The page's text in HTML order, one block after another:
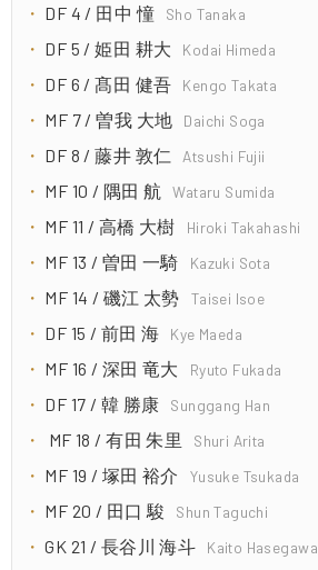
DF 4 / 田中 憧 Sho Tanaka
DF 5 / 姫田 耕大 Kodai Himeda
DF 6 / 髙田 健吾 Kengo Takata
MF 7 / 曽我 大地 Daichi Soga
DF 8 / 藤井 敦仁 Atsushi Fujii
MF 10 / 隅田 航 Wataru Sumida
MF 11 / 高橋 大樹 Hiroki Takahashi
MF 13 / 曽田 一騎 Kazuki Sota
MF 14 / 磯江 太勢 Taisei Isoe
DF 15 / 前田 海 Kye Maeda
MF 16 / 深田 竜大 Ryuto Fukada
DF 17 / 韓 勝康 Sunggang Han
MF 18 / 有田 朱里 Shuri Arita
MF 19 / 塚田 裕介 Yusuke Tsukada
MF 20 / 田口 駿 Shun Taguchi
GK 21 / 長谷川 海斗 Kaito Hasegawa